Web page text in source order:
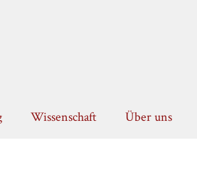
Wissenschaft Über uns